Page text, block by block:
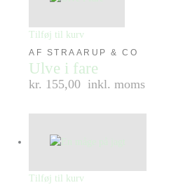
Tilføj til kurv
AF STRAARUP & CO
Ulve i fare
kr. 155,00 inkl. moms
Tilføj til kurv